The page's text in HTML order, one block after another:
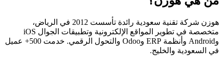
هوزن شركة تقنية سعودية رائدة تأسست 2012 في الرياض،
متخصصة في تطوير المواقع الإلكترونية وتطبيقات الجوال iOS
وAndroid وأنظمة ERP وOdoo والتحول الرقمي. خدمت 500+ عميل
في السعودية والخليج.